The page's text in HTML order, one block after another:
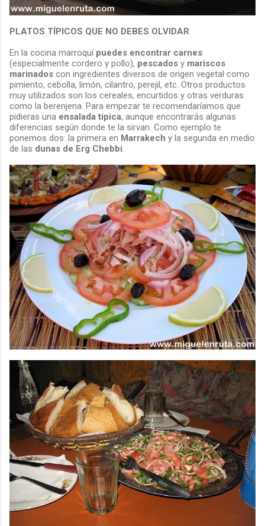
PLATOS TÍPICOS QUE NO DEBES OLVIDAR
En la cocina marroquí puedes encontrar carnes
(especialmente cordero y pollo), pescados y mariscos
marinados con ingredientes diversos de origen vegetal como
pimiento, cebolla, limón, cilantro, perejil, etc. Otros productos
muy utilizados son los cereales, encurtidos y otras verduras
como la berenjena. Para empezar te recomendaríamos que
pidieras una ensalada típica, aunque encontrarás algunas
diferencias según donde te la sirvan. Como ejemplo te
ponemos dos: la primera en Marrakech y la segunda en medio
de las dunas de Erg Chebbi.